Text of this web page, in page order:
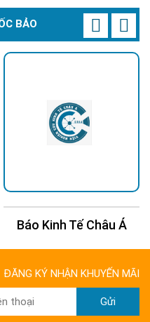
BẢO
Báo Kinh Tế Châu Á
ĐĂNG KÝ NHẬN KHUYẾN MÃI
Gửi